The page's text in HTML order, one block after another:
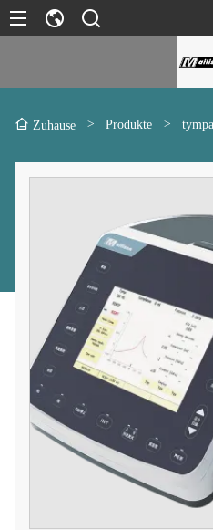
Zuhause > Produkte >